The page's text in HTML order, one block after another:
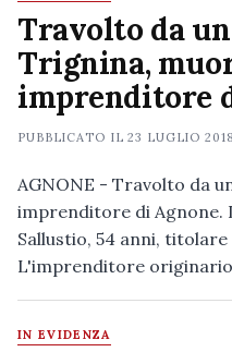
Travolto da
Trignina,
imprenditore
PUBBLICATO IL23 LUGLIO 2018
AGNONE - Travolto da
imprenditore di Agnone.
Sallustio, 54 anni, titolare
L'imprenditore
IN EVIDENZA